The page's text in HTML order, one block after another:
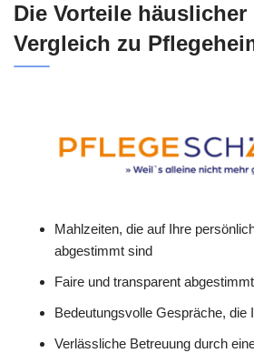
Die Vorteile häuslicher
Vergleich zu
Mahlzeiten, die auf Ihre
abgestimmt sind
Faire und transparent
Bedeutungsvolle Gespräche, die
Verlässliche Betreuung durch